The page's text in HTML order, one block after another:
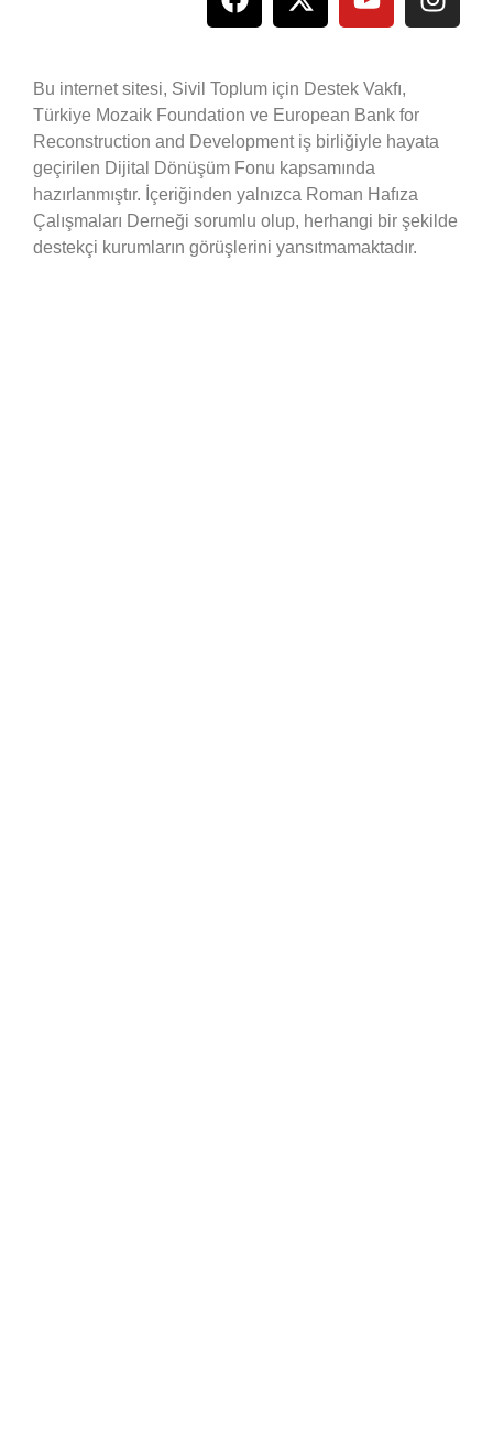
Bu internet sitesi, Sivil Toplum için Destek Vakfı,
Türkiye Mozaik Foundation ve European Bank for
Reconstruction and Development iş birliğiyle hayata
geçirilen Dijital Dönüşüm Fonu kapsamında
hazırlanmıştır. İçeriğinden yalnızca Roman Hafıza
Çalışmaları Derneği sorumlu olup, herhangi bir şekilde
destekçi kurumların görüşlerini yansıtmamaktadır.